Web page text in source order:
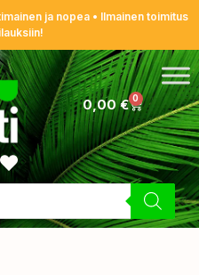
ja nopea • Ilmainen toimitus
0,00€ 0